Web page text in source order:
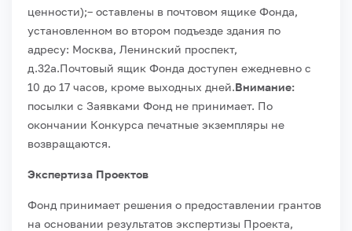
ценности);– оставлены в почтовом ящике Фонда,
установленном во втором подъезде здания по
адресу: Москва, Ленинский проспект,
д.32а.Почтовый ящик Фонда доступен ежедневно с
10 до 17 часов, кроме выходных дней.Внимание:
посылки с Заявками Фонд не принимает. По
окончании Конкурса печатные экземпляры не
возвращаются.
Экспертиза Проектов
Фонд принимает решения о предоставлении грантов
на основании результатов экспертизы Проекта,